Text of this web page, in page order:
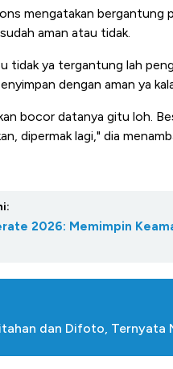
mengatakan bergantung
aman atau tidak.
tidak ya tergantung lah
dengan aman ya
bocor datanya gitu loh.
dipermak lagi," dia
2026: Memimpin
dan Difoto, Ternyata